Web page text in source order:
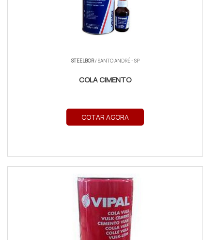
STEELBOR/ SANTO ANDRÉ - SP
COLA CIMENTO
COTAR AGORA